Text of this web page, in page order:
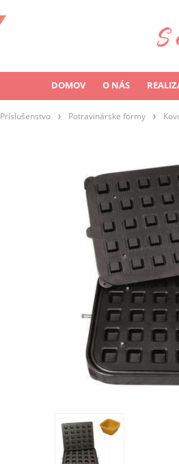
DOMOV O NÁS
Príslušenstvo Potravinárske formy